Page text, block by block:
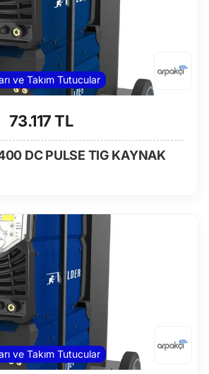
ve Takım Tutucular
73.117 TL
DC PULSE TIG KAYNAK
ve Takım Tutucular